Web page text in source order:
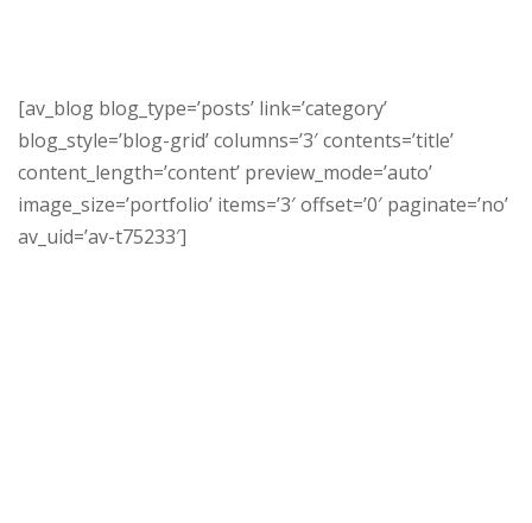
[av_blog blog_type=’posts’ link=’category’
blog_style=’blog-grid’ columns=’3′ contents=’title’
content_length=’content’ preview_mode=’auto’
image_size=’portfolio’ items=’3′ offset=’0′ paginate=’no’
av_uid=’av-t75233′]